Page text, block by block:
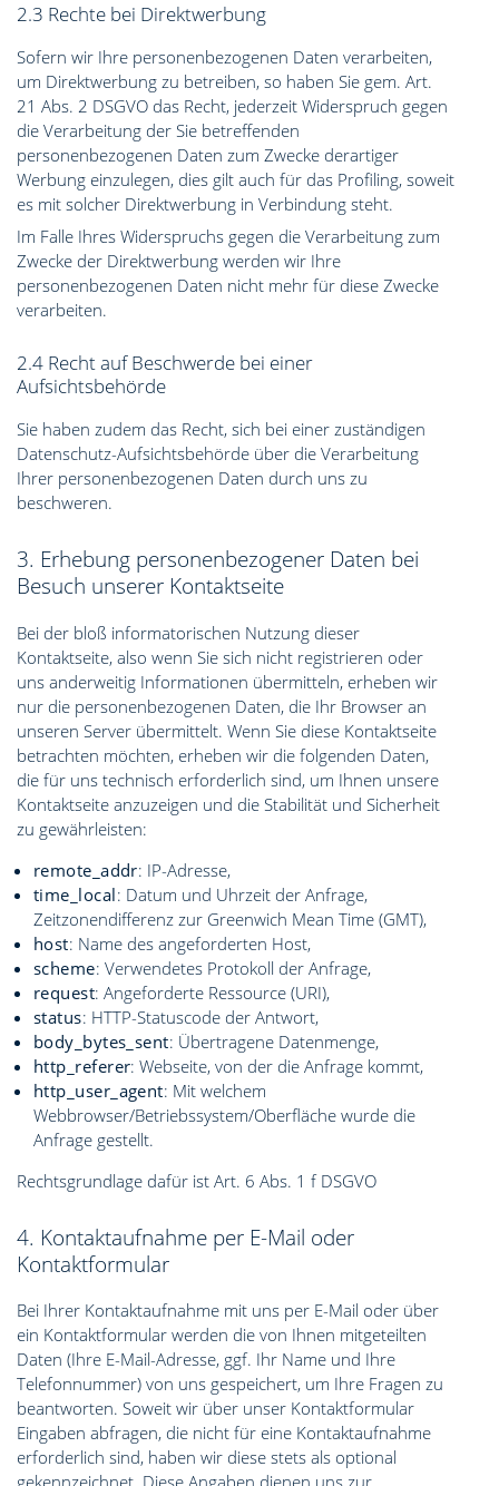
2.3 Rechte bei Direktwerbung
Sofern wir Ihre personenbezogenen Daten verarbeiten,
um Direktwerbung zu betreiben, so haben Sie gem. Art.
21 Abs. 2 DSGVO das Recht, jederzeit Widerspruch gegen
die Verarbeitung der Sie betreffenden
personenbezogenen Daten zum Zwecke derartiger
Werbung einzulegen, dies gilt auch für das Profiling, soweit
es mit solcher Direktwerbung in Verbindung steht.
Im Falle Ihres Widerspruchs gegen die Verarbeitung zum
Zwecke der Direktwerbung werden wir Ihre
personenbezogenen Daten nicht mehr für diese Zwecke
verarbeiten.
2.4 Recht auf Beschwerde bei einer
Aufsichtsbehörde
Sie haben zudem das Recht, sich bei einer zuständigen
Datenschutz-Aufsichtsbehörde über die Verarbeitung
Ihrer personenbezogenen Daten durch uns zu
beschweren.
3. Erhebung personenbezogener Daten bei
Besuch unserer Kontaktseite
Bei der bloß informatorischen Nutzung dieser
Kontaktseite, also wenn Sie sich nicht registrieren oder
uns anderweitig Informationen übermitteln, erheben wir
nur die personenbezogenen Daten, die Ihr Browser an
unseren Server übermittelt. Wenn Sie diese Kontaktseite
betrachten möchten, erheben wir die folgenden Daten,
die für uns technisch erforderlich sind, um Ihnen unsere
Kontaktseite anzuzeigen und die Stabilität und Sicherheit
zu gewährleisten:
remote_addr: IP-Adresse,
time_local: Datum und Uhrzeit der Anfrage,
Zeitzonendifferenz zur Greenwich Mean Time (GMT),
host: Name des angeforderten Host,
scheme: Verwendetes Protokoll der Anfrage,
request: Angeforderte Ressource (URI),
status: HTTP-Statuscode der Antwort,
body_bytes_sent: Übertragene Datenmenge,
http_referer: Webseite, von der die Anfrage kommt,
http_user_agent: Mit welchem
Webbrowser/Betriebssystem/Oberfläche wurde die
Anfrage gestellt.
Rechtsgrundlage dafür ist Art. 6 Abs. 1 f DSGVO
4. Kontaktaufnahme per E-Mail oder
Kontaktformular
Bei Ihrer Kontaktaufnahme mit uns per E-Mail oder über
ein Kontaktformular werden die von Ihnen mitgeteilten
Daten (Ihre E-Mail-Adresse, ggf. Ihr Name und Ihre
Telefonnummer) von uns gespeichert, um Ihre Fragen zu
beantworten. Soweit wir über unser Kontaktformular
Eingaben abfragen, die nicht für eine Kontaktaufnahme
erforderlich sind, haben wir diese stets als optional